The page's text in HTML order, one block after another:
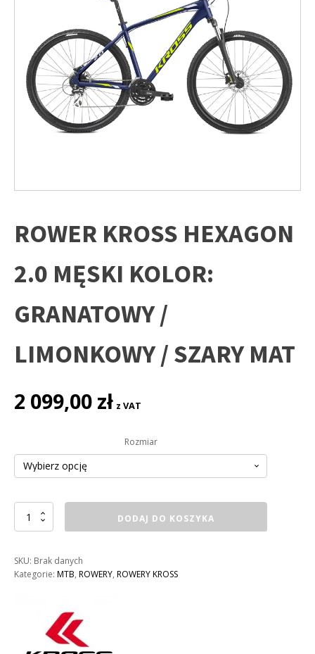
ROWER KROSS HEXAGON
2.0 MĘSKI KOLOR:
GRANATOWY /
LIMONKOWY / SZARY MAT
2 099,00 zł z VAT
Rozmiar
ilość
ROWER
HEXAGON
2.0
MĘSKI
LIMONKOWY
DODAJ DO KOSZYKA
SKU: Brak danych
Kategorie: MTB, ROWERY, ROWERY KROSS